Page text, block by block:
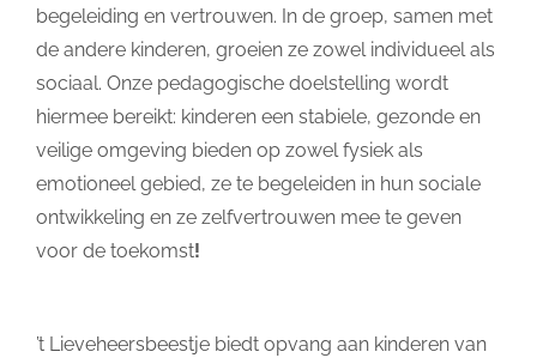
begeleiding en vertrouwen. In de groep, samen met
de andere kinderen, groeien ze zowel individueel als
sociaal. Onze pedagogische doelstelling wordt
hiermee bereikt: kinderen een stabiele, gezonde en
veilige omgeving bieden op zowel fysiek als
emotioneel gebied, ze te begeleiden in hun sociale
ontwikkeling en ze zelfvertrouwen mee te geven
voor de toekomst!
’t Lieveheersbeestje biedt opvang aan kinderen van